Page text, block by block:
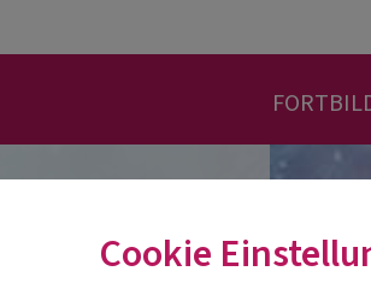
Cookie